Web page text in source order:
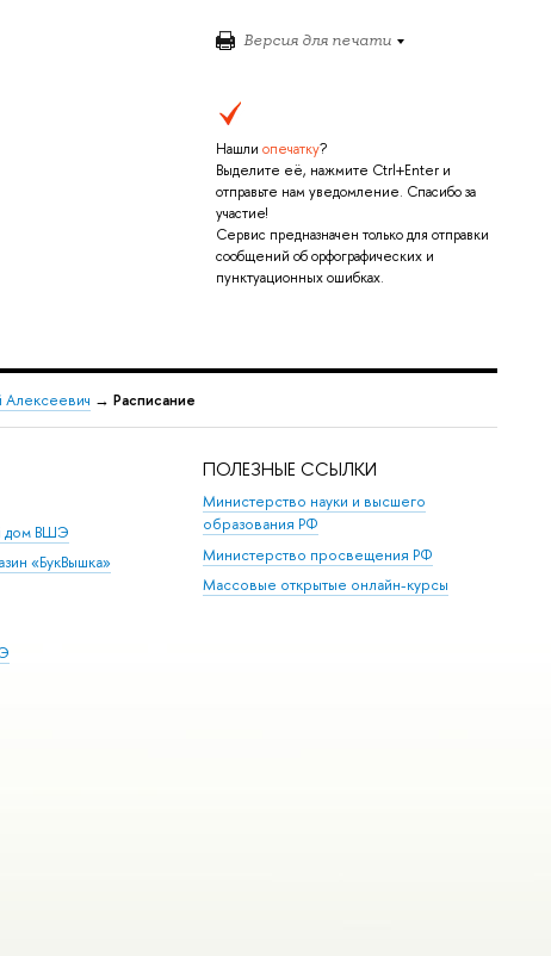
Версия для печати
Нашли опечатку?
Выделите её, нажмите Ctrl+Enter и
отправьте нам уведомление. Спасибо за
участие!
Сервис предназначен только для отправки
сообщений об орфографических и
пунктуационных ошибках.
→ Расписание
дом ВШЭ
«БукВышка»
ПОЛЕЗНЫЕ ССЫЛКИ
Министерство науки и высшего
образования РФ
Министерство просвещения РФ
Массовые открытые онлайн-курсы